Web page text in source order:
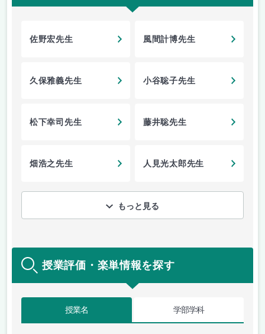
佐野宏先生 風間計博先生
久保雅義先生 小谷聡子先生
松下幸司先生 藤井聡先生
畑浩之先生 人見光太郎先生
もっと見る
授業評価・楽単情報を探す
授業名 学部学科